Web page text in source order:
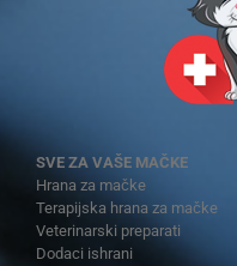
SVE ZA VAŠE MAČKE
Hrana za mačke
Terapijska hrana za mačke
Veterinarski preparati
Dodaci ishrani